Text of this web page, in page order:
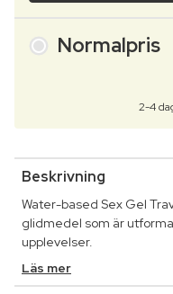
Normalpris
2-4
Beskrivning
Water-based Sex Gel
glidmedel som är
upplevelser.
Läs mer